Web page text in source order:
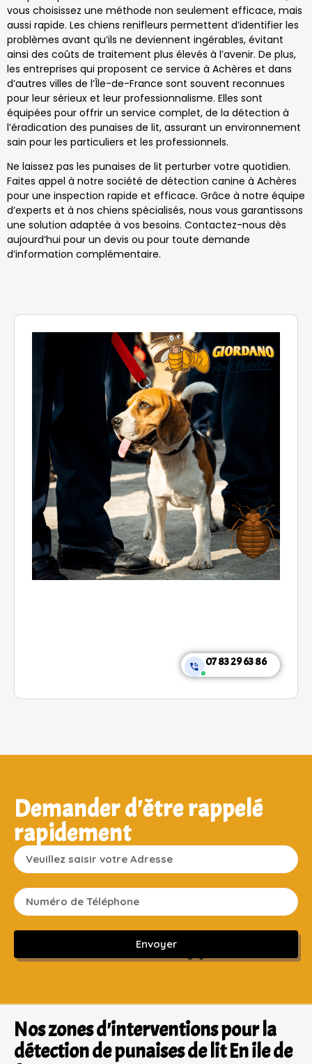
vous choisissez une méthode non seulement efficace, mais
aussi rapide. Les chiens renifleurs permettent d’identifier les
problèmes avant qu’ils ne deviennent ingérables, évitant
ainsi des coûts de traitement plus élevés à l’avenir. De plus,
les entreprises qui proposent ce service à Achères et dans
d’autres villes de l’Île-de-France sont souvent reconnues
pour leur sérieux et leur professionnalisme. Elles sont
équipées pour offrir un service complet, de la détection à
l’éradication des punaises de lit, assurant un environnement
sain pour les particuliers et les professionnels.
Ne laissez pas les punaises de lit perturber votre quotidien.
Faites appel à notre société de détection canine à Achères
pour une inspection rapide et efficace. Grâce à notre équipe
d’experts et à nos chiens spécialisés, nous vous garantissons
une solution adaptée à vos besoins. Contactez-nous dès
aujourd’hui pour un devis ou pour toute demande
d’information complémentaire.
07 83 29 63 86
Demander d'être rappelé
rapidement
Envoyer
Sans engagement ni frais cachés
Nos zones d'interventions pour la
détection de punaises de lit En ile de